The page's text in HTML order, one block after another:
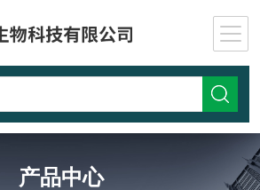
产品中心